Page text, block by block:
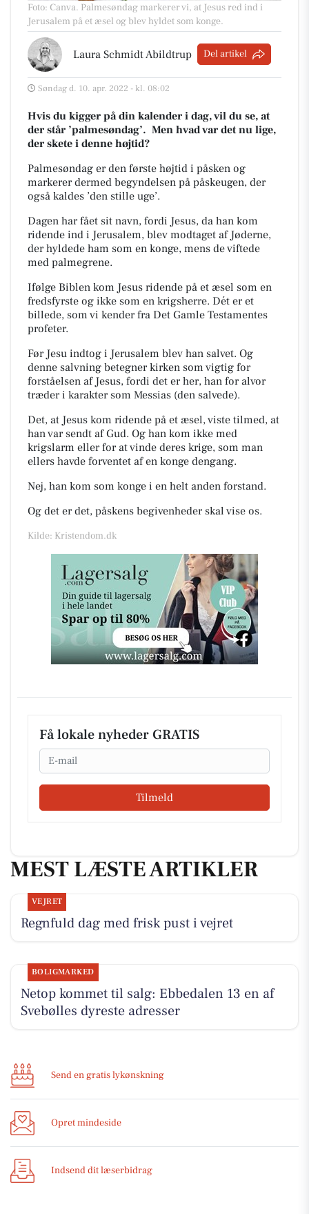
Foto: Canva. Palmesøndag markerer vi, at Jesus red ind i
Jerusalem på et æsel og blev hyldet som konge.
Laura Schmidt Abildtrup Del artikel
Søndag d. 10. apr. 2022 - kl. 08:02
Hvis du kigger på din kalender i dag, vil du se, at
der står ’palmesøndag’. Men hvad var det nu lige,
der skete i denne højtid?
Palmesøndag er den første højtid i påsken og
markerer dermed begyndelsen på påskeugen, der
også kaldes ’den stille uge’.
Dagen har fået sit navn, fordi Jesus, da han kom
ridende ind i Jerusalem, blev modtaget af Jøderne,
der hyldede ham som en konge, mens de viftede
med palmegrene.
Ifølge Biblen kom Jesus ridende på et æsel som en
fredsfyrste og ikke som en krigsherre. Dét er et
billede, som vi kender fra Det Gamle Testamentes
profeter.
Før Jesu indtog i Jerusalem blev han salvet. Og
denne salvning betegner kirken som vigtig for
forståelsen af Jesus, fordi det er her, han for alvor
træder i karakter som Messias (den salvede).
Det, at Jesus kom ridende på et æsel, viste tilmed, at
han var sendt af Gud. Og han kom ikke med
krigslarm eller for at vinde deres krige, som man
ellers havde forventet af en konge dengang.
Nej, han kom som konge i en helt anden forstand.
Og det er det, påskens begivenheder skal vise os.
Kilde: Kristendom.dk
Få lokale nyheder GRATIS
Email
Tilmeld
MEST LÆSTE ARTIKLER
VEJRET
Regnfuld dag med frisk pust i vejret
BOLIGMARKED
Netop kommet til salg: Ebbedalen 13 en af
Svebølles dyreste adresser
Send en gratis lykønskning
Opret mindeside
Indsend dit læserbidrag